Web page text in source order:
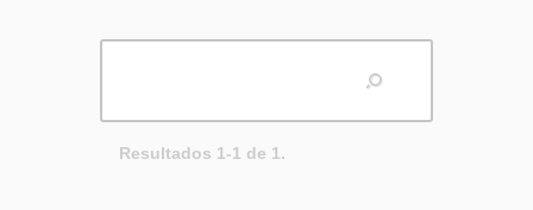
Resultados 1-1 de 1.